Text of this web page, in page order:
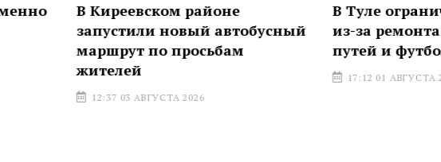
В Киреевском районе
запустили новый автобусный
маршрут по просьбам
12:37 03 АВГУСТА 2026
В Туле ограничат
из-за ремонта
путей и футбольного
17:12 01 АВГУСТА 2026